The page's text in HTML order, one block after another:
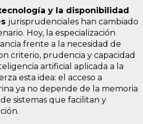
y la disponibilidad
jurisprudenciales han cambiado
Hoy, la especialización
frente a la necesidad de
criterio, prudencia y capacidad
artificial aplicada a la
esta idea: el acceso a
ya no depende de la memoria
sistemas que facilitan y